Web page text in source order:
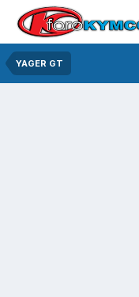
YAGER GT